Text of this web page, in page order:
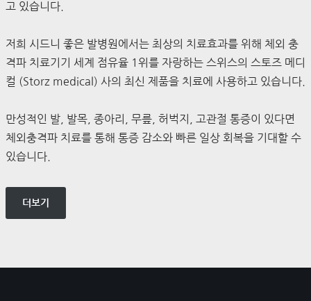
고 있습니다.
저희 시드니 좋은 발병원에서는 최상의 치료효과를 위해 체외 충
격파 치료기기 세계 점유율 1위를 자랑하는 스위스의 스토즈 메디
컬 (Storz medical) 사의 최신 제품을 치료에 사용하고 있습니다.
만성적인 발, 발목, 종아리, 무릎, 허벅지, 고관절 통증이 있다면
체외충격파 치료를 통해 통증 감소와 빠른 일상 회복을 기대할 수
있습니다.
더보기